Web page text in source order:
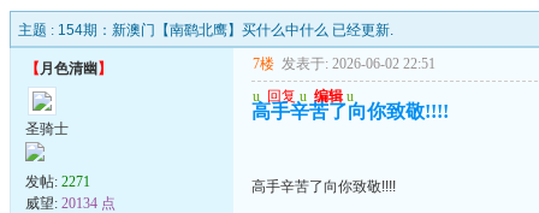
主题 : 154期：新澳门【南鹞北鹰】买什么中什么 已经更新.
【月色清幽 】
圣骑士
发帖: 2271
威望: 20134 点
7楼 发表于: 2026-06-02 22:51
u 回复 u 编辑 u
高手辛苦了向你致敬!!!!
高手辛苦了向你致敬!!!!